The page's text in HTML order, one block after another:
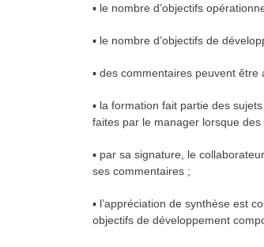
▪ le nombre d’objectifs
▪ le nombre d’objectifs de
▪ des commentaires peuvent être
▪ la formation fait partie des
faites par le manager lorsque
▪ par sa signature, le
ses commentaires ;
▪ l’appréciation de synthèse est
objectifs de développement